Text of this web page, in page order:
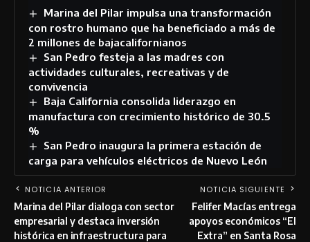
Marina del Pilar impulsa una transformación
con rostro humano que ha beneficiado a más de
2 millones de bajacalifornianos
San Pedro festeja a las madres con
actividades culturales, recreativas y de
convivencia
Baja California consolida liderazgo en
manufactura con crecimiento histórico de 30.5
%
San Pedro inaugura la primera estación de
carga para vehículos eléctricos de Nuevo León
NOTICIA ANTERIOR
Marina del Pilar dialoga con sector
empresarial y destaca inversión
histórica en infraestructura para
NOTICIA SIGUIENTE
Felifer Macías entrega
apoyos económicos “El
Extra” en Santa Rosa